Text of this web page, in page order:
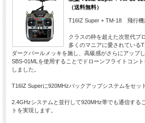
（送料無料）
T16IZ Super + TM-18 飛行機
クラスの枠を超えた次世代プ
多くのマニアに愛されている
ダークパールメッキを施し、高級感がさらにアップ
SBS-01MLを使用することでドローンフライトコン
しました。
T16IZ Superに920MHzバックアップシステムをセッ
2.4GHzシステムと並行して920MHz帯でも通信する
トを実現します。